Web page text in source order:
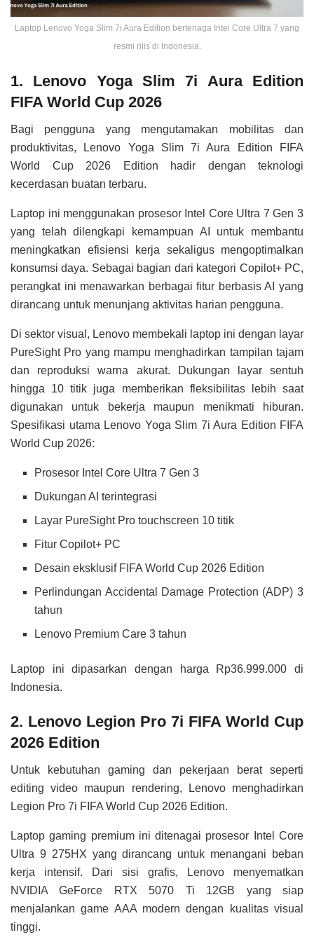
Laptop Lenovo Yoga Slim 7i Aura Edition bertenaga Intel Core Ultra 7 yang
resmi rilis di Indonesia.
1. Lenovo Yoga Slim 7i Aura Edition
FIFA World Cup 2026
Bagi pengguna yang mengutamakan mobilitas dan
produktivitas, Lenovo Yoga Slim 7i Aura Edition FIFA
World Cup 2026 Edition hadir dengan teknologi
kecerdasan buatan terbaru.
Laptop ini menggunakan prosesor Intel Core Ultra 7 Gen 3
yang telah dilengkapi kemampuan AI untuk membantu
meningkatkan efisiensi kerja sekaligus mengoptimalkan
konsumsi daya. Sebagai bagian dari kategori Copilot+ PC,
perangkat ini menawarkan berbagai fitur berbasis AI yang
dirancang untuk menunjang aktivitas harian pengguna.
Di sektor visual, Lenovo membekali laptop ini dengan layar
PureSight Pro yang mampu menghadirkan tampilan tajam
dan reproduksi warna akurat. Dukungan layar sentuh
hingga 10 titik juga memberikan fleksibilitas lebih saat
digunakan untuk bekerja maupun menikmati hiburan.
Spesifikasi utama Lenovo Yoga Slim 7i Aura Edition FIFA
World Cup 2026:
Prosesor Intel Core Ultra 7 Gen 3
Dukungan AI terintegrasi
Layar PureSight Pro touchscreen 10 titik
Fitur Copilot+ PC
Desain eksklusif FIFA World Cup 2026 Edition
Perlindungan Accidental Damage Protection (ADP) 3
tahun
Lenovo Premium Care 3 tahun
Laptop ini dipasarkan dengan harga Rp36.999.000 di
Indonesia.
2. Lenovo Legion Pro 7i FIFA World Cup
2026 Edition
Untuk kebutuhan gaming dan pekerjaan berat seperti
editing video maupun rendering, Lenovo menghadirkan
Legion Pro 7i FIFA World Cup 2026 Edition.
Laptop gaming premium ini ditenagai prosesor Intel Core
Ultra 9 275HX yang dirancang untuk menangani beban
kerja intensif. Dari sisi grafis, Lenovo menyematkan
NVIDIA GeForce RTX 5070 Ti 12GB yang siap
menjalankan game AAA modern dengan kualitas visual
tinggi.